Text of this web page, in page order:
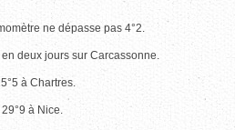
ne dépasse pas 4°2.
deux jours sur Carcassonne.
à Chartres.
à Nice.